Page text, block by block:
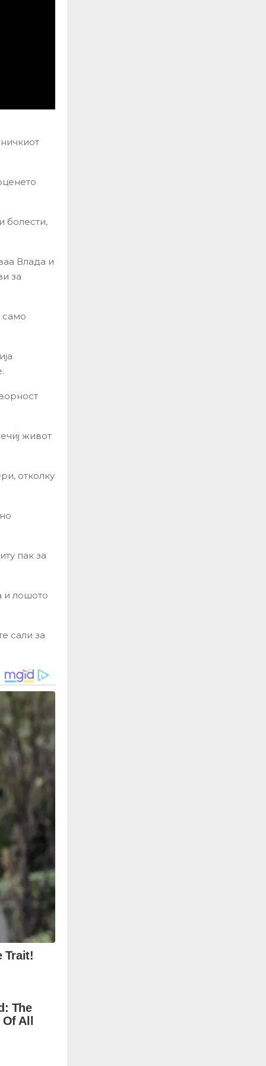
болести,
Влада и
за
само
живот
отколку
пак за
и лошото
сали за